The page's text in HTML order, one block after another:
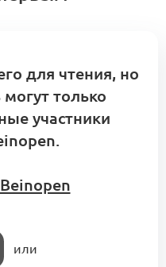
платформой
0
для чтения, но
только
участники
или